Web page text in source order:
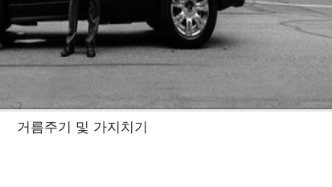
거름주기 및 가지치기